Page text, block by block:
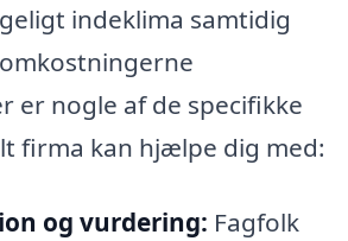
indeklima samtidig
er nogle af de specifikke
firma kan hjælpe dig med:
og vurdering: Fagfolk